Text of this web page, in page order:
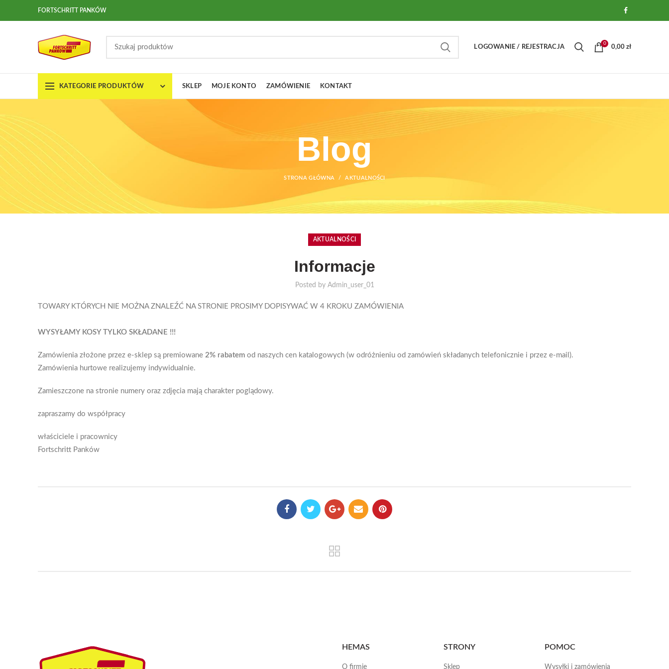
FORTSCHRITT PANKÓW
LOGOWANIE / REJESTRACJA
0
0,00 zł
KATEGORIE PRODUKTÓW SKLEP MOJE KONTO ZAMÓWIENIE KONTAKT
Blog
STRONA GŁÓWNA AKTUALNOŚCI
AKTUALNOŚCI
Informacje
Posted by Admin_user_01
TOWARY KTÓRYCH NIE MOŻNA ZNALEŹĆ NA STRONIE PROSIMY DOPISYWAĆ W 4 KROKU ZAMÓWIENIA
WYSYŁAMY KOSY TYLKO SKŁADANE !!!
Zamówienia złożone przez e-sklep są premiowane 2% rabatem od naszych cen katalogowych (w odróżnieniu od zamówień składanych telefonicznie i przez e-mail).
Zamówienia hurtowe realizujemy indywidualnie.
Zamieszczone na stronie numery oraz zdjęcia mają charakter poglądowy.
zapraszamy do współpracy
właściciele i pracownicy
Fortschritt Panków
HEMAS
O firmie
STRONY
Sklep
POMOC
Wysyłki i zamówienia